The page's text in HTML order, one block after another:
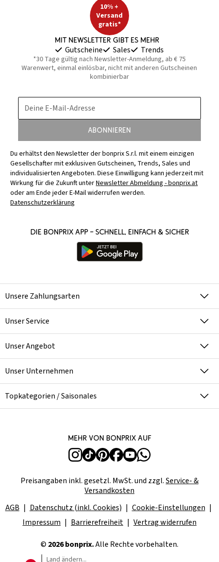
10% +
Versand
gratis*
Mit Newsletter gibt es mehr
Gutscheine Sales Trends
*30 Tage gültig nach Newsletter-Anmeldung, ab € 75
Warenwert, einmal einlösbar, nicht mit anderen Gutscheinen
kombinierbar
Deine E-Mail-Adresse
Abonnieren
Du erhältst den Newsletter der bonprix S.r.l. mit einem einzigen
Gesellschafter mit exklusiven Gutscheinen, Trends, Sales und
individualisierten Angeboten. Diese Einwilligung kann jederzeit mit
Wirkung für die Zukunft unterNewsletter Abmeldung - bonprix.at
oder am Ende jeder E-Mail widerrufen werden.
Datenschutzerklärung
Die bonprix App – schnell, einfach & sicher
Unsere Zahlungsarten
Unser Service
Unser Angebot
Unser Unternehmen
Topkategorien / Saisonales
Mehr von bonprix auf
Preisangaben inkl. gesetzl. MwSt. und zzgl.Service- &
Versandkosten
AGB
Datenschutz (inkl. Cookies)
Cookie-Einstellungen
Impressum
Barrierefreiheit Vertrag widerrufen
© 2026 bonprix.Alle Rechte vorbehalten.
Land ändern...